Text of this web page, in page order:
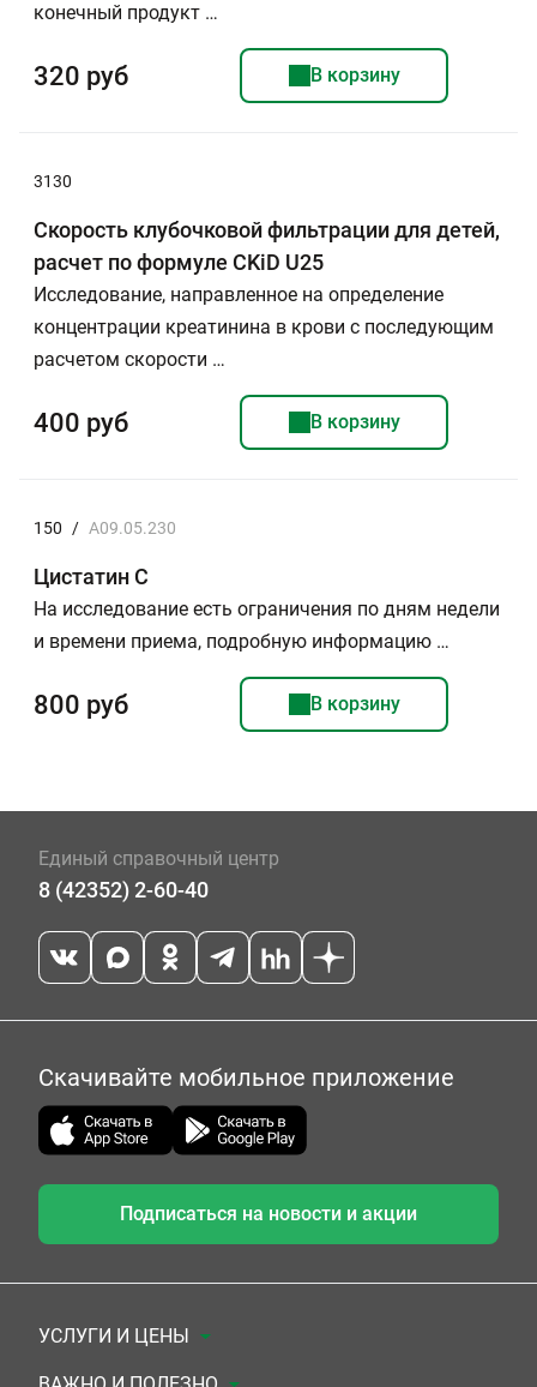
конечный продукт …
320 руб В корзину
3130
Скорость клубочковой фильтрации для детей,
расчет по формуле CKiD U25
Исследование, направленное на определение
концентрации креатинина в крови с последующим
расчетом скорости …
400 руб В корзину
150 / A09.05.230
Цистатин C
На исследование есть ограничения по дням недели
и времени приема, подробную информацию …
800 руб В корзину
Единый справочный центр
8 (42352) 2-60-40
Скачивайте мобильное приложение
Подписаться на новости и акции
УСЛУГИ И ЦЕНЫ